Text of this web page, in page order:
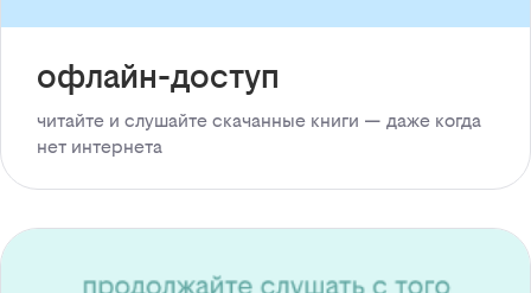
офлайн-доступ
читайте и слушайте скачанные книги — даже когда
нет интернета